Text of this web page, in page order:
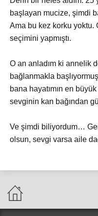
başlayan mucize, şimdi
Ama bu kez korku yoktu.
seçimini yapmıştı.
O an anladım ki annelik
bağlanmakla
bana hayatımın en
sevginin kan bağından
Ve şimdi biliyordum…
olsun, sevgi varsa aile